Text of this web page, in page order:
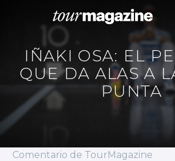
IÑAKI OSA: EL
QUE DA ALAS A
PUNTA
Comentario de TourMagazine